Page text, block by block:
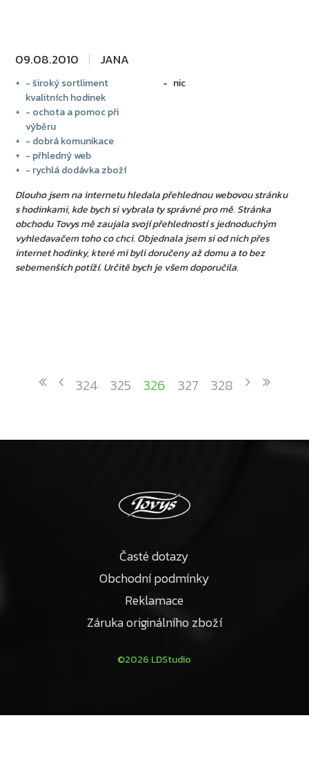
09.08.2010 JANA
- široký sortliment
kvalitních hodinek
- ochota a pomoc při
výběru
- dobrá komunikace
- přhledný web
- rychlá dodávka zboží
nic
Dlouho jsem na internetu hledala přehlednou webovou stránku
s hodinkami, kde bych si vybrala ty správné pro mě. Stránka
obchodu Tovys mě zaujala svojí přehledností s jednoduchým
vyhledavačem toho co chci. Objednala jsem si od nich přes
internet hodinky, které mi byli doručeny až domu a to bez
sebemenších potíží. Určitě bych je všem doporučila.
324 325 326 327 328
Časté dotazy
Obchodní podmínky
Reklamace
Záruka originálního zboží
©2026 LDStudio